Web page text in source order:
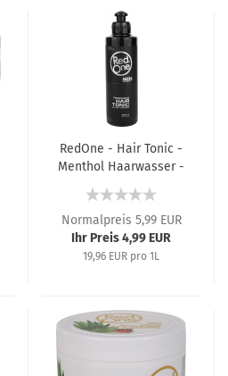
RedOne - Hair Tonic -
Menthol Haarwasser -
Normalpreis 5,99 EUR
Ihr Preis 4,99 EUR
19,96 EUR pro 1L